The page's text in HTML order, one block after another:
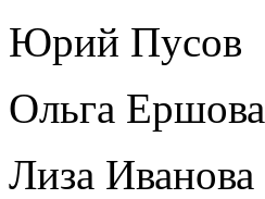
Юрий Пусов
Ольга Ершова
Лиза Иванова